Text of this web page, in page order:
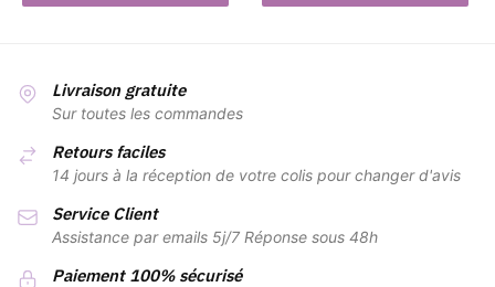
Livraison gratuite
Sur toutes les commandes
Retours faciles
14 jours à la réception de votre colis pour changer d'avis
Service Client
Assistance par emails 5j/7 Réponse sous 48h
Paiement 100% sécurisé